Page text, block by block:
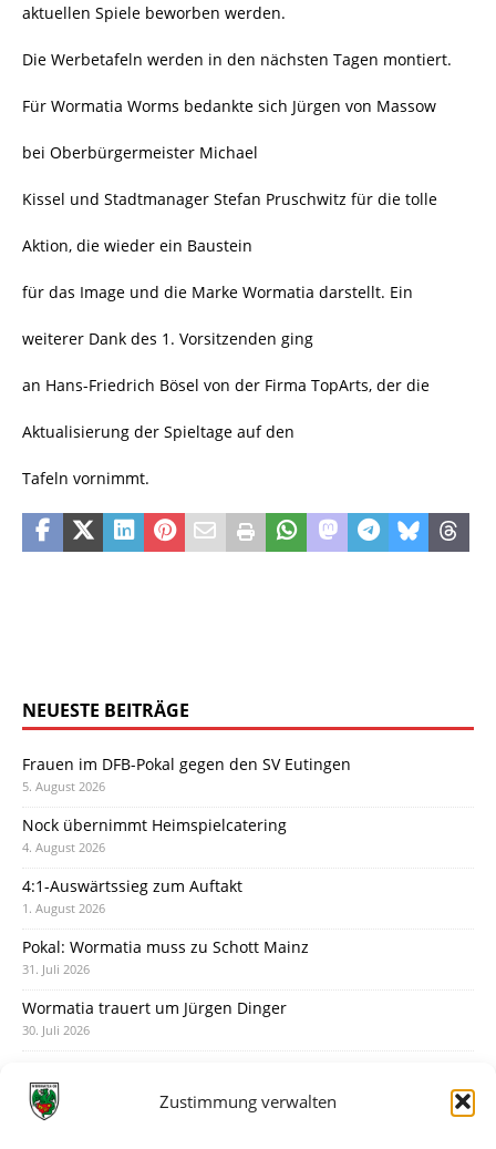
Zustimmung verwalten
aktuellen Spiele beworben werden.
Die Werbetafeln werden in den nächsten Tagen montiert.
Für Wormatia Worms bedankte sich Jürgen von Massow
bei Oberbürgermeister Michael
Kissel und Stadtmanager Stefan Pruschwitz für die tolle
Aktion, die wieder ein Baustein
für das Image und die Marke Wormatia darstellt. Ein
weiterer Dank des 1. Vorsitzenden ging
an Hans-Friedrich Bösel von der Firma TopArts, der die
Aktualisierung der Spieltage auf den
Tafeln vornimmt.
NEUESTE BEITRÄGE
Frauen im DFB-Pokal gegen den SV Eutingen
5. August 2026
Nock übernimmt Heimspielcatering
4. August 2026
4:1-Auswärtssieg zum Auftakt
1. August 2026
Pokal: Wormatia muss zu Schott Mainz
31. Juli 2026
Wormatia trauert um Jürgen Dinger
30. Juli 2026
28. Juli 2026